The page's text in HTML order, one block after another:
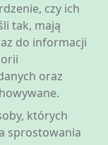
czy ich
tak, mają
do informacji
oraz
których
sprostowania